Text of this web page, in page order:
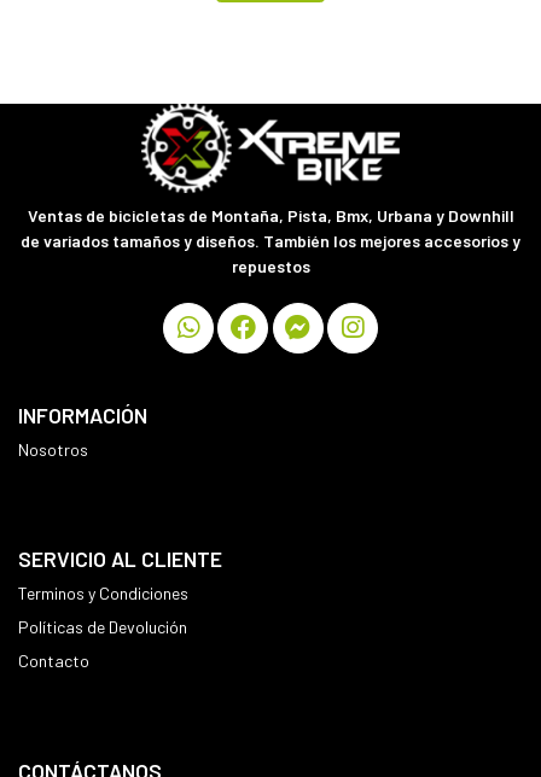
Ventas de bicicletas de Montaña, Pista, Bmx, Urbana y Downhill
de variados tamaños y diseños. También los mejores accesorios y
repuestos
INFORMACIÓN
Nosotros
SERVICIO AL CLIENTE
Terminos y Condiciones
Políticas de Devolución
Contacto
CONTÁCTANOS